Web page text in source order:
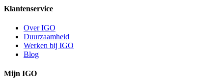
Klantenservice
Over IGO
Duurzaamheid
Werken bij IGO
Blog
Mijn IGO